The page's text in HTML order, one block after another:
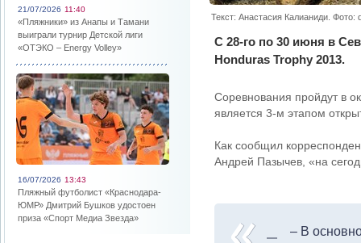
21/07/2026 11:40
«Пляжники» из Анапы и Тамани
выиграли турнир Детской лиги
«ОТЭКО – Energy Volley»
16/07/2026 13:43
Пляжный футболист «Краснодара-
ЮМР» Дмитрий Бушков удостоен
приза «Спорт Медиа Звезда»
Текст: Анастасия Калианиди. Фото:
С 28-го по 30 июня в
Honduras Trophy 2013.
Соревнования пройдут в
является 3-м этапом
Как сообщил
Андрей Пазычев, «на
– В